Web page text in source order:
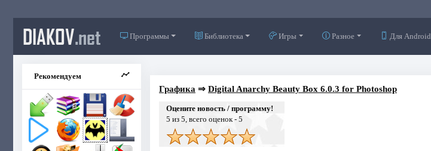
DIAKOV.net Программы Библиотека Игры Разное Для Android
Рекомендуем
Графика ⇒ Digital Anarchy Beauty Box 6.0.3 for Photoshop
Оцените новость / программу!
5 из 5, всего оценок - 5